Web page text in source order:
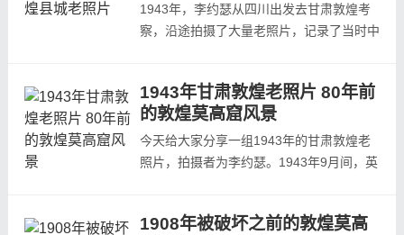
1943.10.29甘肃 敦...
1943年，李约瑟从四川出发去甘肃敦煌考
察，沿途拍摄了大量老照片，记录了当时中
阅览。甘肃 &zwj;敦煌东12里 五墩 路边的
汉代烽火台 1943.9.29甘肃 敦煌 城内的哈
萨克牧民 1943.10.29甘肃 敦煌 城内的哈萨
克牧民 1943.10.29甘肃 敦煌 城内游城隍...
1943年甘肃敦煌老照片 80年前
的敦煌莫高窟风景
今天给大家分享一组1943年的甘肃敦煌老
照片，拍摄者为李约瑟。1943年9月间，英
照片，同时还拍摄了大批敦煌莫高窟的珍贵
1908年被破坏之前的敦煌莫高